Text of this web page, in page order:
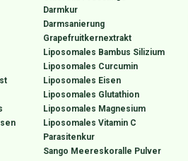
Darmkur
Darmsanierung
Grapefruitkernextrakt
Liposomales Bambus Silizium
Liposomales Curcumin
Liposomales Eisen
Liposomales Glutathion
Liposomales Magnesium
Liposomales Vitamin C
Parasitenkur
Sango Meereskoralle Pulver